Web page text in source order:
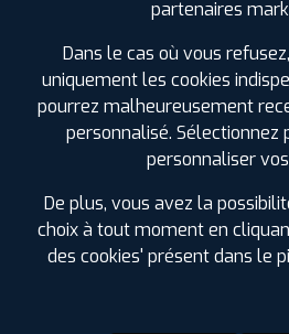
partenaires
Dans le cas où vous
uniquement les cookies
pourrez malheureusement
personnalisé.
personnaliser
De plus, vous avez la
choix à tout moment en
des cookies' présent dans le